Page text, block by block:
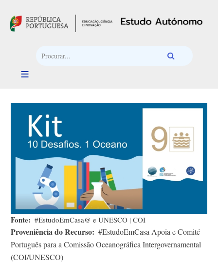
Fonte #EstudoEmCasa@ e UNESCO | COI
Proveniência do Recurso
#EstudoEmCasa Apoia e Comité
Português para a Comissão Oceanográfica Intergovernamental
(COI/UNESCO)